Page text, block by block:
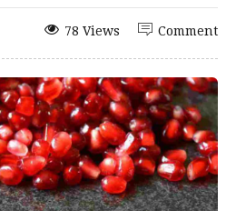
Comment
78 Views